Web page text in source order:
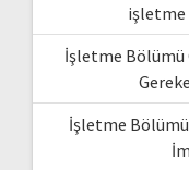
işletme
İşletme Bölümü
İşletme Bölümü